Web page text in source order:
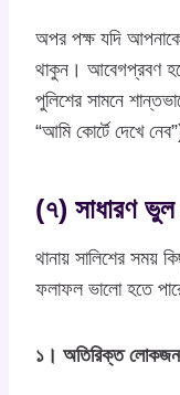
অপর পক্ষ যদি
থাকুন। আবেগপ্রবণ
পুলিশের সামনে
“আমি কোর্টে দেখে
(৭) সাধারণ ভুল
থানায় সালিশের সময়
ফলাফল ভালো হতে
১। অতিরিক্ত লোকজন